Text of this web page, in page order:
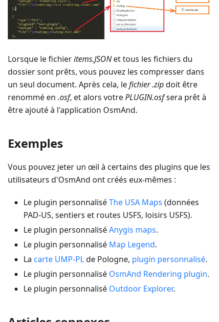
Lorsque le fichieritems.JSONet tous les fichiers du
dossier sont prêts, vous pouvez les compresser dans
un seul document. Après cela, lefichier .zipdoit être
renommé en .osf, et alors votrePLUGIN.osfsera prêt à
être ajouté à l'application OsmAnd.
Exemples
Vous pouvez jeter un œil à certains des plugins que les
utilisateurs d'OsmAnd ont créés eux-mêmes :
Le plugin personnaliséThe USA Maps (données
PAD-US, sentiers et routes USFS, loisirs USFS).
Le plugin personnaliséAnygis maps.
Le plugin personnalisé Map Legend.
La carte UMP-PLde Pologne, plugin personnalisé.
Le plugin personnalisé OsmAnd Rendering plugin.
Le plugin personnalisé Outdoor Explorer.